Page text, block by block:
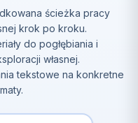
ścieżka pracy
krok po kroku.
do pogłębiania i
własnej.
tekstowe na konkretne